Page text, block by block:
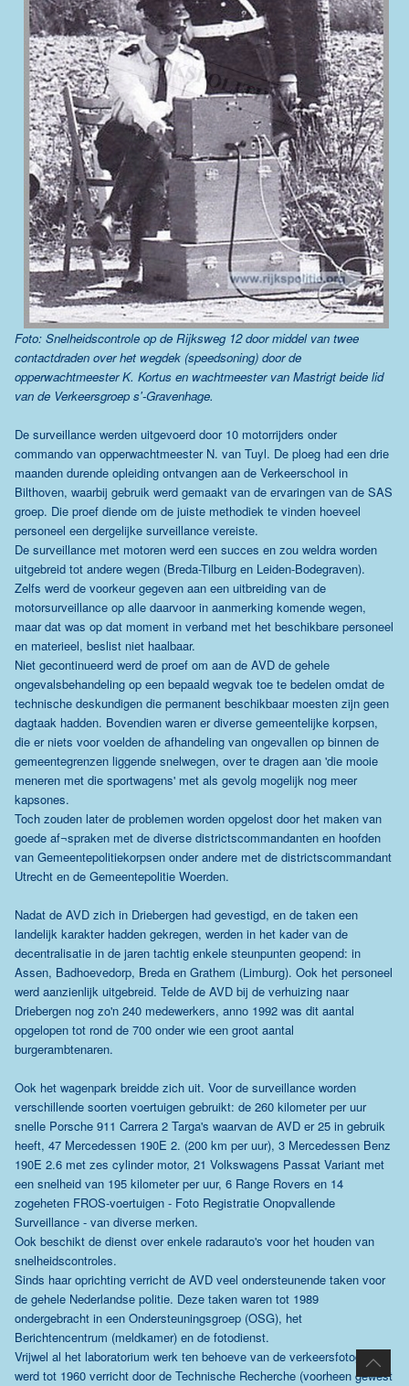
Foto: Snelheidscontrole op de Rijksweg 12 door middel van twee
contactdraden over het wegdek (speedsoning) door de
opperwachtmeester K. Kortus en wachtmeester van Mastrigt beide lid
van de Verkeersgroep s'-Gravenhage.
De surveillance werden uitgevoerd door 10 motorrijders onder
commando van opperwachtmeester N. van Tuyl. De ploeg had een drie
maanden durende opleiding ontvangen aan de Verkeerschool in
Bilthoven, waarbij gebruik werd gemaakt van de ervaringen van de SAS
groep. Die proef diende om de juiste methodiek te vinden hoeveel
personeel een dergelijke surveillance vereiste.
De surveillance met motoren werd een succes en zou weldra worden
uitgebreid tot andere wegen (Breda-Tilburg en Leiden-Bodegraven).
Zelfs werd de voorkeur gegeven aan een uitbreiding van de
motorsurveillance op alle daarvoor in aanmerking komende wegen,
maar dat was op dat moment in verband met het beschikbare personeel
en materieel, beslist niet haalbaar.
Niet gecontinueerd werd de proef om aan de AVD de gehele
ongevalsbehandeling op een bepaald wegvak toe te bedelen omdat de
technische deskundigen die permanent beschikbaar moesten zijn geen
dagtaak hadden. Bovendien waren er diverse gemeentelijke korpsen,
die er niets voor voelden de afhandeling van ongevallen op binnen de
gemeentegrenzen liggende snelwegen, over te dragen aan 'die mooie
meneren met die sportwagens' met als gevolg mogelijk nog meer
kapsones.
Toch zouden later de problemen worden opgelost door het maken van
goede af¬spraken met de diverse districtscommandanten en hoofden
van Gemeentepolitiekorpsen onder andere met de districtscommandant
Utrecht en de Gemeentepolitie Woerden.
Nadat de AVD zich in Driebergen had gevestigd, en de taken een
landelijk karakter hadden gekregen, werden in het kader van de
decentralisatie in de jaren tachtig enkele steunpunten geopend: in
Assen, Badhoevedorp, Breda en Grathem (Limburg). Ook het personeel
werd aanzienlijk uitgebreid. Telde de AVD bij de verhuizing naar
Driebergen nog zo'n 240 medewerkers, anno 1992 was dit aantal
opgelopen tot rond de 700 onder wie een groot aantal
burgerambtenaren.
Ook het wagenpark breidde zich uit. Voor de surveillance worden
verschillende soorten voertuigen gebruikt: de 260 kilometer per uur
snelle Porsche 911 Carrera 2 Targa's waarvan de AVD er 25 in gebruik
heeft, 47 Mercedessen 190E 2. (200 km per uur), 3 Mercedessen Benz
190E 2.6 met zes cylinder motor, 21 Volkswagens Passat Variant met
een snelheid van 195 kilometer per uur, 6 Range Rovers en 14
zogeheten FROS-voertuigen - Foto Registratie Onopvallende
Surveillance - van diverse merken.
Ook beschikt de dienst over enkele radarauto's voor het houden van
snelheidscontroles.
Sinds haar oprichting verricht de AVD veel ondersteunende taken voor
de gehele Nederlandse politie. Deze taken waren tot 1989
ondergebracht in een Ondersteuningsgroep (OSG), het
Berichtencentrum (meldkamer) en de fotodienst.
Vrijwel al het laboratorium werk ten behoeve van de verkeersfotografie
werd tot 1960 verricht door de Technische Recherche (voorheen gewest